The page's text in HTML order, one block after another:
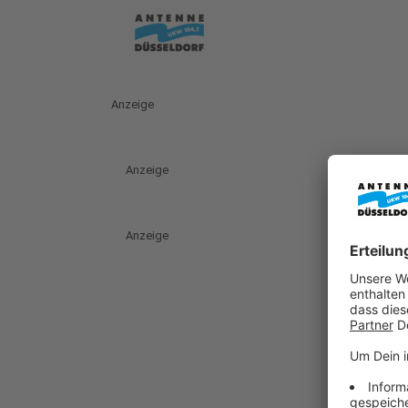
Anzeige
Anzeige
Anzeige